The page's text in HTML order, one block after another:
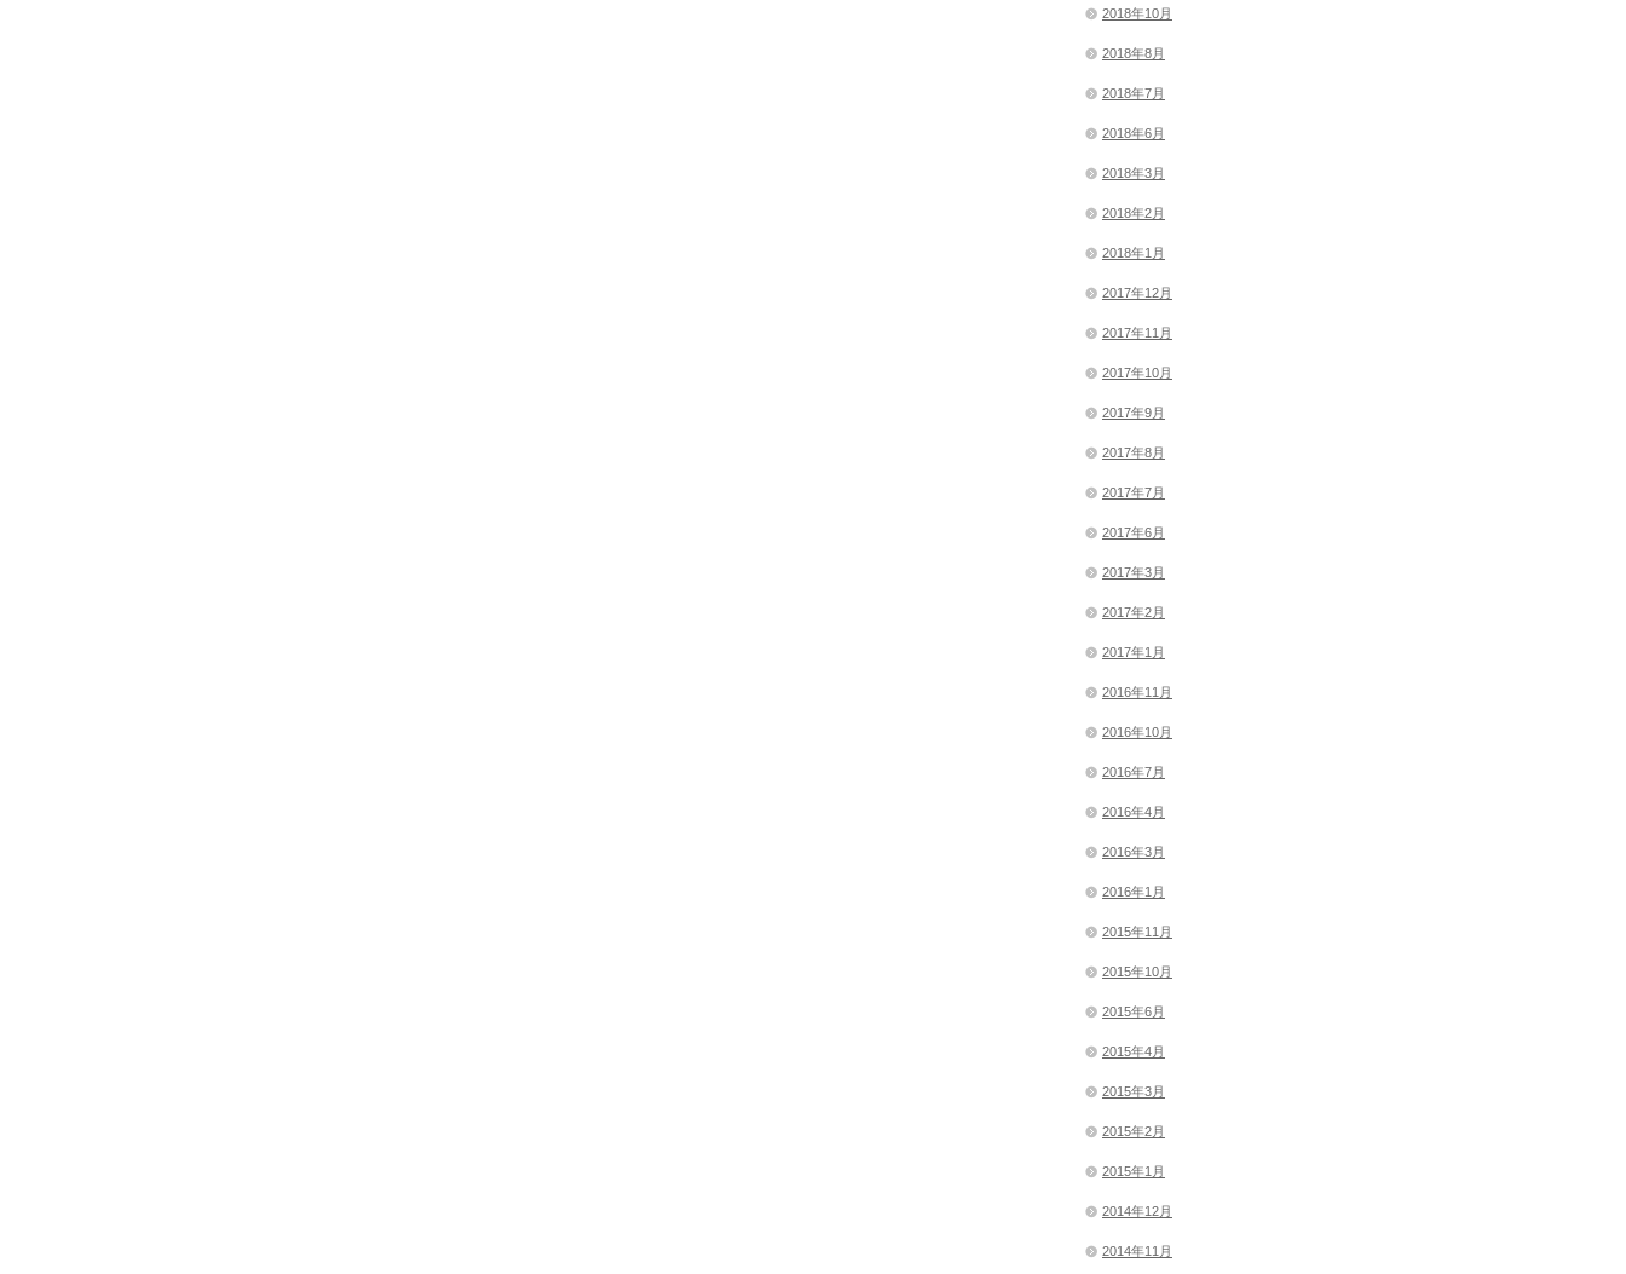
2018年10月
2018年8月
2018年7月
2018年6月
2018年3月
2018年2月
2018年1月
2017年12月
2017年11月
2017年10月
2017年9月
2017年8月
2017年7月
2017年6月
2017年3月
2017年2月
2017年1月
2016年11月
2016年10月
2016年7月
2016年4月
2016年3月
2016年1月
2015年11月
2015年10月
2015年6月
2015年4月
2015年3月
2015年2月
2015年1月
2014年12月
2014年11月